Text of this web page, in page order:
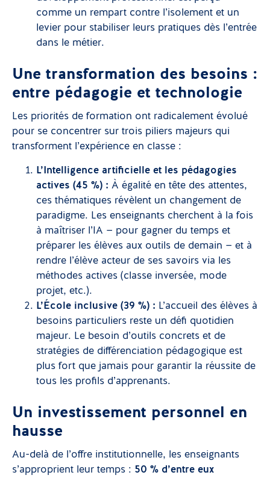
comme un rempart contre l’isolement et un
levier pour stabiliser leurs pratiques dès l’entrée
dans le métier.
Une transformation des besoins :
entre pédagogie et technologie
Les priorités de formation ont radicalement évolué
pour se concentrer sur trois piliers majeurs qui
transforment l’expérience en classe :
L’Intelligence artificielle et les pédagogies
actives (45 %) : À égalité en tête des attentes,
ces thématiques révèlent un changement de
paradigme. Les enseignants cherchent à la fois
à maîtriser l’IA — pour gagner du temps et
préparer les élèves aux outils de demain — et à
rendre l’élève acteur de ses savoirs via les
méthodes actives (classe inversée, mode
projet, etc.).
L’École inclusive (39 %) : L’accueil des élèves à
besoins particuliers reste un défi quotidien
majeur. Le besoin d’outils concrets et de
stratégies de différenciation pédagogique est
plus fort que jamais pour garantir la réussite de
tous les profils d’apprenants.
Un investissement personnel en
hausse
Au-delà de l’offre institutionnelle, les enseignants
s’approprient leur temps : 50 % d’entre eux